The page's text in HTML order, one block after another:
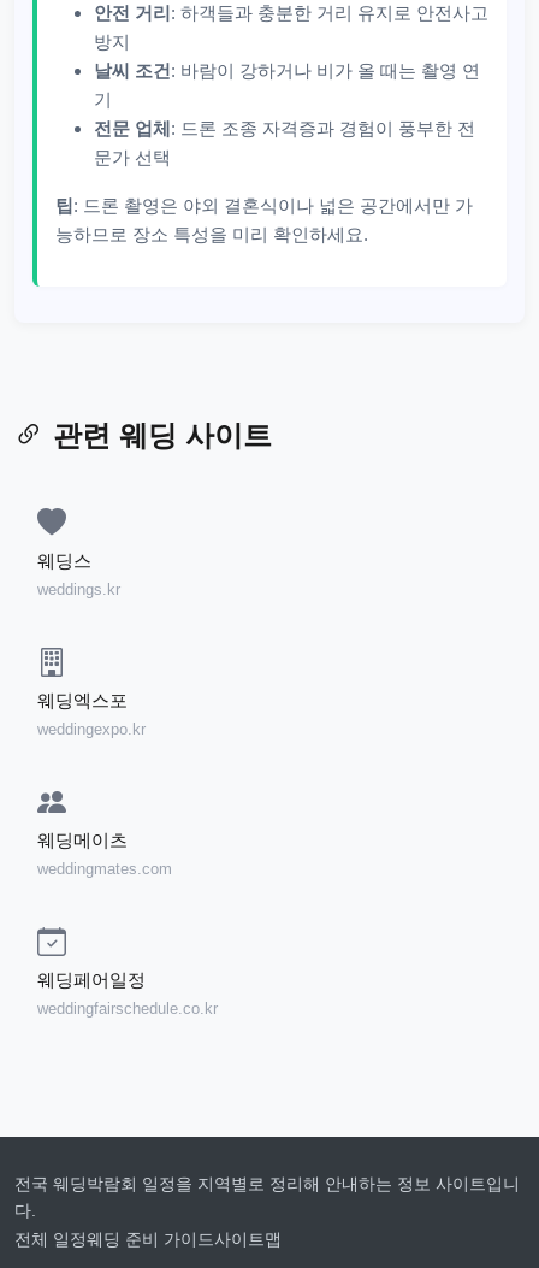
안전 거리: 하객들과 충분한 거리 유지로 안전사고
방지
날씨 조건 : 바람이 강하거나 비가 올 때는 촬영 연
기
전문 업체 : 드론 조종 자격증과 경험이 풍부한 전
문가 선택
팁 : 드론 촬영은 야외 결혼식이나 넓은 공간에서만 가
능하므로 장소 특성을 미리 확인하세요.
관련 웨딩 사이트
웨딩스
weddings.kr
웨딩엑스포
weddingexpo.kr
웨딩메이츠
weddingmates.com
웨딩페어일정
weddingfairschedule.co.kr
전국 웨딩박람회 일정을 지역별로 정리해 안내하는 정보 사이트입니
다.
전체 일정웨딩 준비 가이드사이트맵